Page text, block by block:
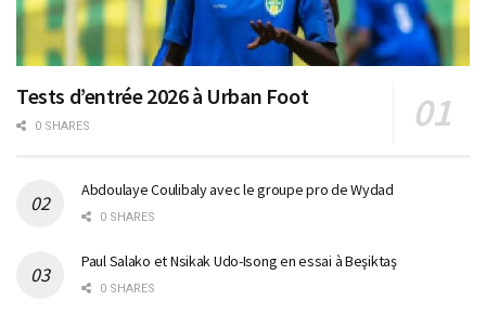
Tests d’entrée 2026 à Urban Foot
0 SHARES
Abdoulaye Coulibaly avec le groupe pro de Wydad
0 SHARES
Paul Salako et Nsikak Udo-Isong en essai à Beşiktaş
0 SHARES